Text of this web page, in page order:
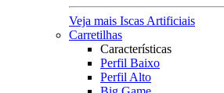
Veja mais Iscas Artificiais
Carretilhas
Características
Perfil Baixo
Perfil Alto